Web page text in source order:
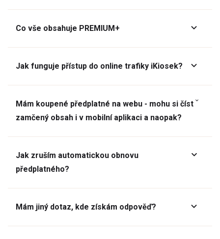
Co vše obsahuje PREMIUM+
Jak funguje přístup do online trafiky iKiosek?
Mám koupené předplatné na webu - mohu si číst
zamčený obsah i v mobilní aplikaci a naopak?
Jak zruším automatickou obnovu
předplatného?
Mám jiný dotaz, kde získám odpověď?